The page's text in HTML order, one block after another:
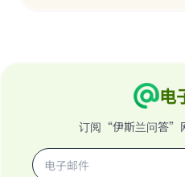
电
订阅“伊斯兰问答”